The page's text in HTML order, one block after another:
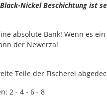
Nickel Beschichtung ist
absolute Bank! Wenn es ein
der Newerza!
Teile der Fischerei
2 - 4 - 6 - 8